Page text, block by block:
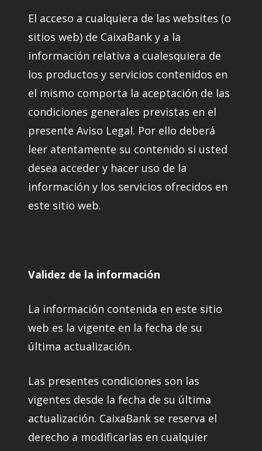
El acceso a cualquiera de las websites (o
sitios web) de CaixaBank y a la
información relativa a cualesquiera de
los productos y servicios contenidos en
el mismo comporta la aceptación de las
condiciones generales previstas en el
presente Aviso Legal. Por ello deberá
leer atentamente su contenido si usted
desea acceder y hacer uso de la
información y los servicios ofrecidos en
este sitio web.
Validez de la información
La información contenida en este sitio
web es la vigente en la fecha de su
última actualización.
Las presentes condiciones son las
vigentes desde la fecha de su última
actualización. CaixaBank se reserva el
derecho a modificarlas en cualquier